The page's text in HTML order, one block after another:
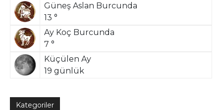
Güneş Aslan Burcunda
13 °
Ay Koç Burcunda
7 °
Küçülen Ay
19 günlük
Kategoriler